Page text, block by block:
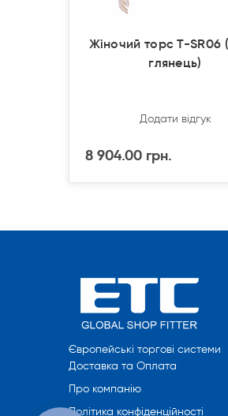
Жіночий торс T-SR06
глянець)
Додати відгук
8 904.00 грн.
Європейські торгові системи
Доставка та Оплата
Про компанію
Політика конфіденційності